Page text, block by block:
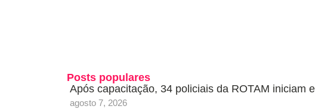
Posts populares
Após capacitação, 34 policiais da ROTAM iniciam
agosto 7, 2026